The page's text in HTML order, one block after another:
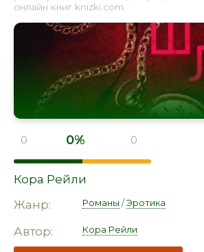
онлайн книг knizki.com.
0 0% 0
Кора Рейли
Жанр:
Романы /Эротика
Автор: Кора Рейли